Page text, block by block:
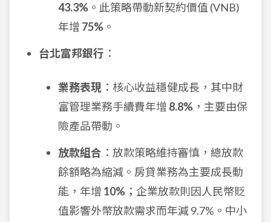
43.3% 。此策略帶動新契約價值 (VNB)
年增 75% 。
台北富邦銀行 ：
業務表現 ：核心收益穩健成長，其中財
富管理業務手續費年增 8.8% ，主要由保
險產品帶動。
放款組合 ：放款策略維持審慎，總放款
餘額略為縮減。房貸業務為主要成長動
能，年增 10% ；企業放款則因人民幣貶
值影響外幣放款需求而年減 9.7%。中小